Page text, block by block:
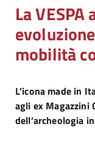
La
mobilità
L’icona made in
agli ex Magazzini
dell’archeologia